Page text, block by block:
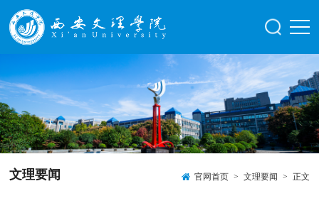
文理要闻 官网首页 > 文理要闻 > 正文